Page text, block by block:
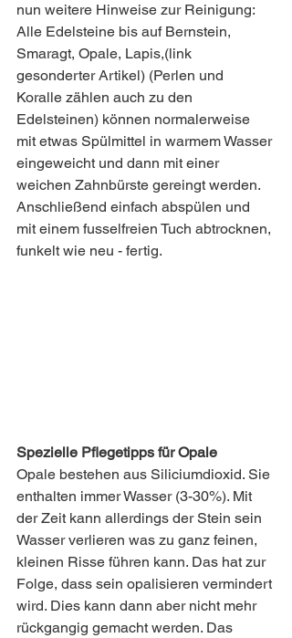
nun weitere Hinweise zur Reinigung:
Alle Edelsteine bis auf Bernstein,
Smaragt, Opale, Lapis,(link
gesonderter Artikel) (Perlen und
Koralle zählen auch zu den
Edelsteinen) können normalerweise
mit etwas Spülmittel in warmem Wasser
eingeweicht und dann mit einer
weichen Zahnbürste gereingt werden.
Anschließend einfach abspülen und
mit einem fusselfreien Tuch abtrocknen,
funkelt wie neu - fertig.
Spezielle Pflegetipps für Opale
Opale bestehen aus Siliciumdioxid. Sie
enthalten immer Wasser (3-30%). Mit
der Zeit kann allerdings der Stein sein
Wasser verlieren was zu ganz feinen,
kleinen Risse führen kann. Das hat zur
Folge, dass sein opalisieren vermindert
wird. Dies kann dann aber nicht mehr
rückgangig gemacht werden. Das